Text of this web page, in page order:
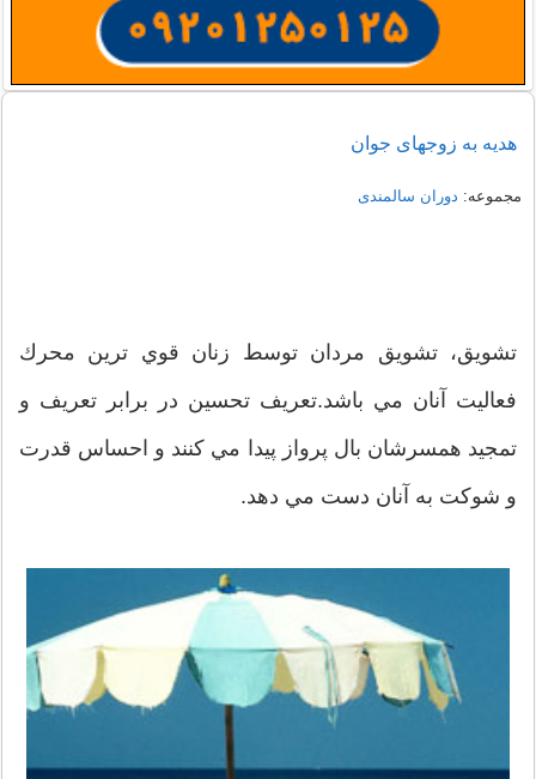
هدیه به زوجهای جوان
مجموعه: دوران سالمندی
تشويق، تشويق مردان توسط زنان قوي ترين محرك
فعاليت آنان مي باشد.تعريف تحسين در برابر تعريف و
تمجيد همسرشان بال پرواز پيدا مي كنند و احساس قدرت
و شوكت به آنان دست مي دهد.